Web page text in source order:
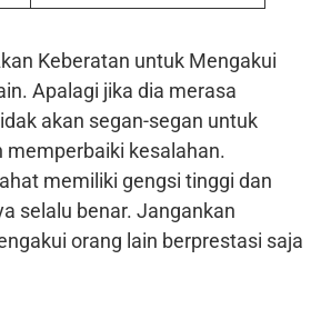
Keberatan untuk Mengakui
Apalagi jika dia merasa
akan segan-segan untuk
kesalahan.
memiliki gengsi tinggi dan
selalu benar. Jangankan
orang lain berprestasi saja